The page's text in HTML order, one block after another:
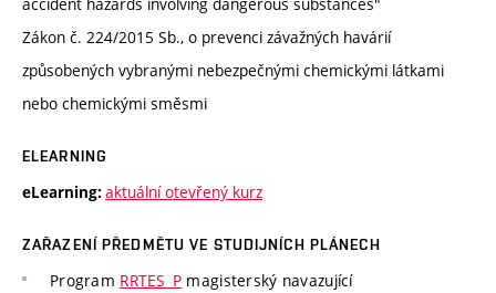
Zákon č. 224/2015 Sb., o prevenci závažných havárií
způsobených vybranými nebezpečnými chemickými látkami
nebo chemickými směsmi
ELEARNING
eLearning: aktuální otevřený kurz
ZAŘAZENÍ PŘEDMĚTU VE STUDIJNÍCH PLÁNECH
Program RRTES_P magisterský navazující